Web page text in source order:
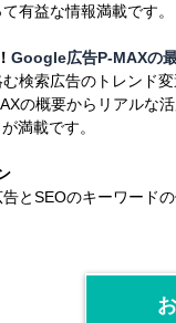
有益な情報満載です。
Google広告P-MAXの
検索広告のトレンド
の概要からリアルな
満載です。
告とSEOのキーワード